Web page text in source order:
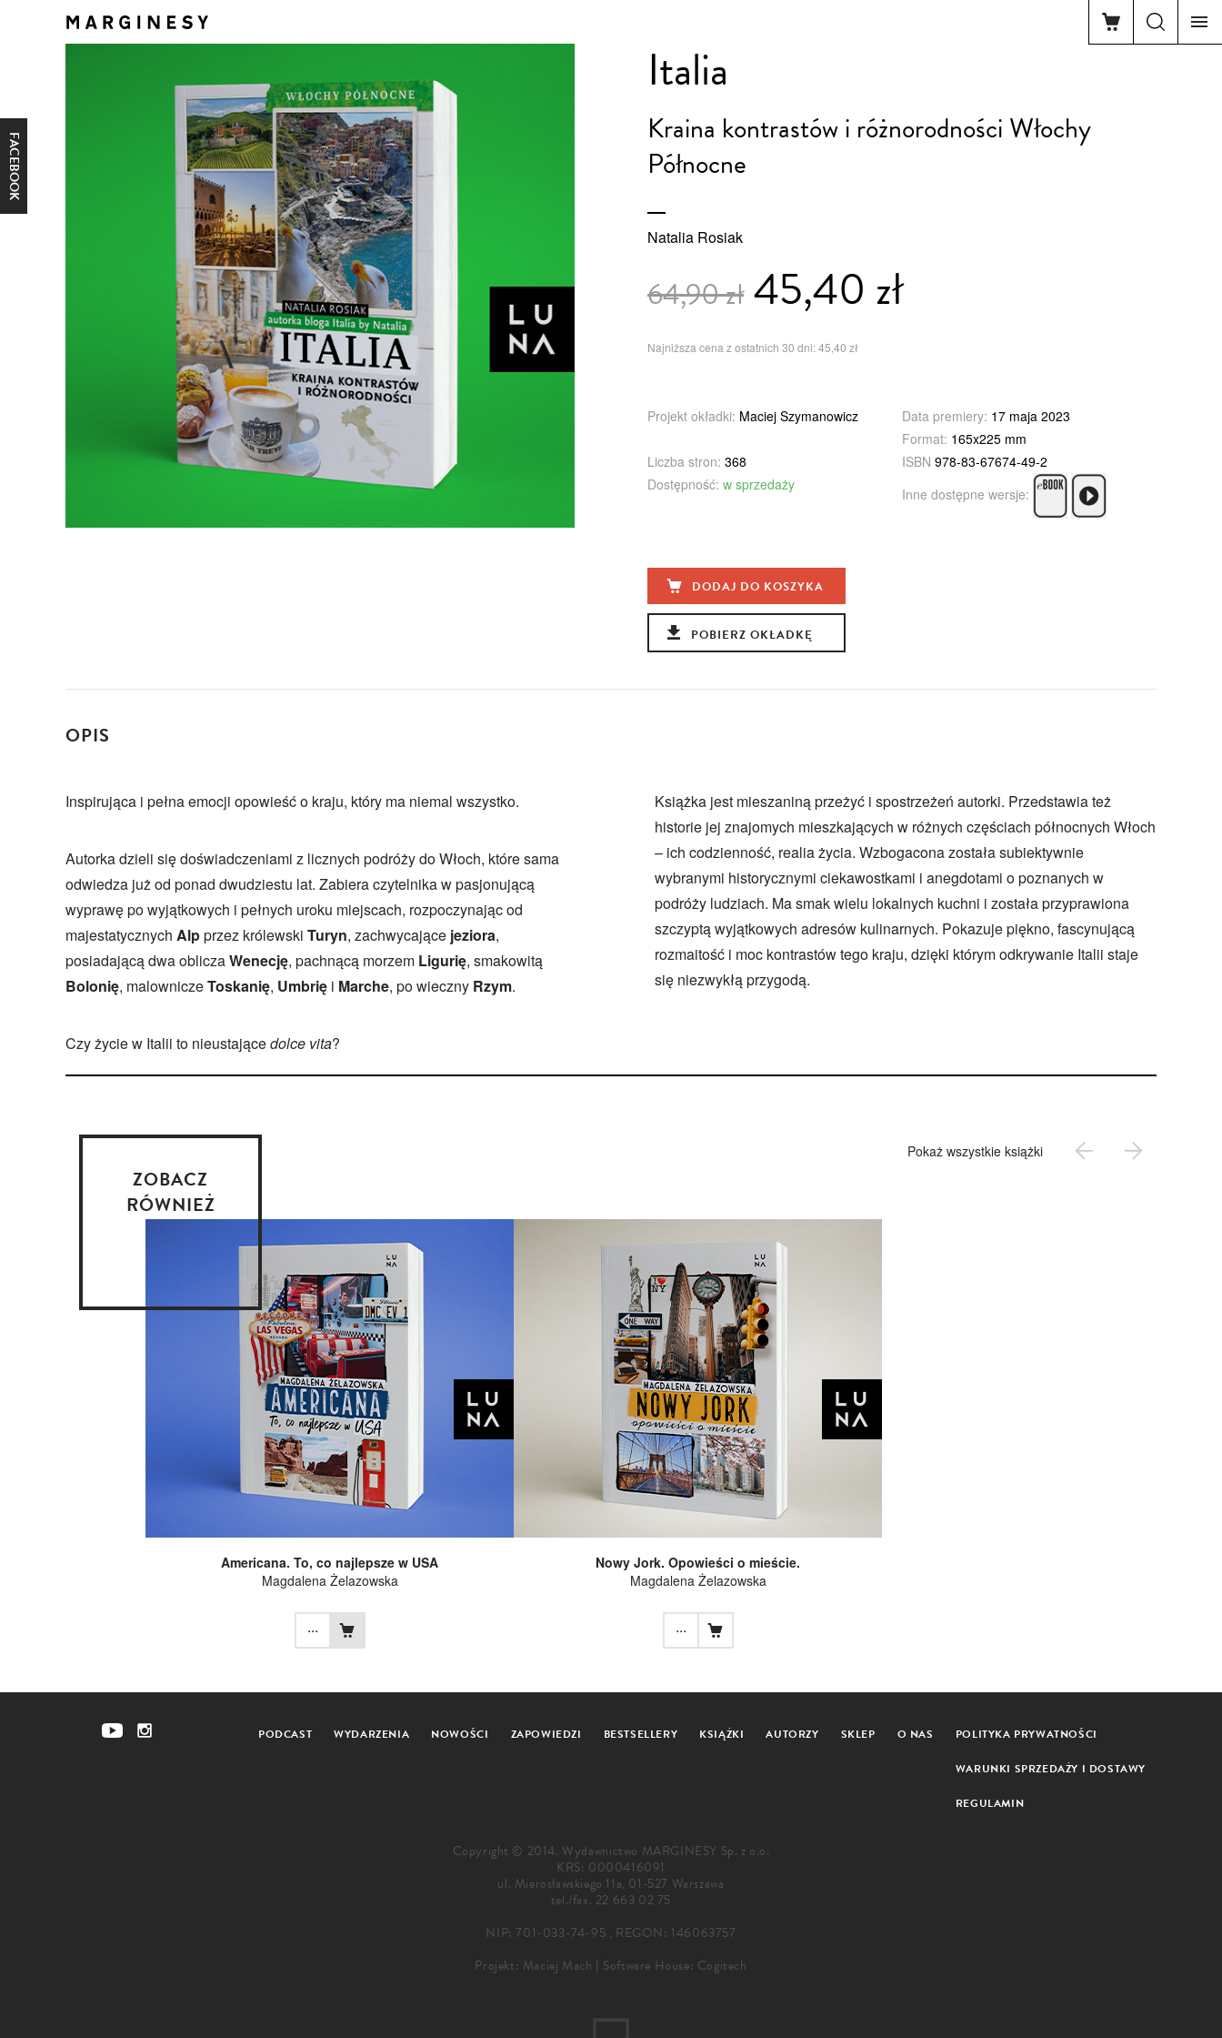
FACEBOOK
Italia
Kraina kontrastów i różnorodności Włochy
Północne
Natalia Rosiak
64,90 zł45,40 zł
Najniższa cena z ostatnich 30 dni: 45,40 zł
Projekt okładki: Maciej Szymanowicz Data premiery: 17 maja 2023
Format: 165x225 mm
Liczba stron: 368 ISBN 978-83-67674-49-2
Dostępność: w sprzedaży
Inne dostępne wersje:
DODAJ DO KOSZYKA
POBIERZ OKŁADKĘ
OPIS
Inspirująca i pełna emocji opowieść o kraju, który ma niemal wszystko.
Autorka dzieli się doświadczeniami z licznych podróży do Włoch, które sama
odwiedza już od ponad dwudziestu lat. Zabiera czytelnika w pasjonującą
wyprawę po wyjątkowych i pełnych uroku miejscach, rozpoczynając od
majestatycznych Alpprzez królewski Turyn, zachwycające jeziora,
posiadającą dwa obliczaWenecję, pachnącą morzem Ligurię, smakowitą
Bolonię, malowniczeToskanię, Umbrię i Marche, po wieczny Rzym.
Czy życie w Italii to nieustającedolce vita?
Książka jest mieszaniną przeżyć i spostrzeżeń autorki. Przedstawia też
historie jej znajomych mieszkających w różnych częściach północnych Włoch
– ich codzienność, realia życia. Wzbogacona została subiektywnie
wybranymi historycznymi ciekawostkami i anegdotami o poznanych w
podróży ludziach. Ma smak wielu lokalnych kuchni i została przyprawiona
szczyptą wyjątkowych adresów kulinarnych. Pokazuje piękno, fascynującą
rozmaitość i moc kontrastów tego kraju, dzięki którym odkrywanie Italii staje
się niezwykłą przygodą.
ZOBACZ
RÓWNIEŻ
Pokaż wszystkie książki
Americana. To, co najlepsze w USA
Magdalena Żelazowska
...
Nowy Jork. Opowieści o mieście.
Magdalena Żelazowska
...
PODCAST WYDARZENIA NOWOŚCI ZAPOWIEDZI BESTSELLERY KSIĄŻKI AUTORZY SKLEP O NAS POLITYKA PRYWATNOŚCI
WARUNKI SPRZEDAŻY I DOSTAWY
REGULAMIN
Copyright © 2014. Wydawnictwo MARGINESY Sp. z o.o.
KRS: 0000416091
ul. Mierosławskiego 11a, 01-527 Warszawa
tel./fax. 22 663 02 75
NIP: 701-033-74-95 , REGON: 146063757
Projekt: Maciej Mach | Software House: Cogitech